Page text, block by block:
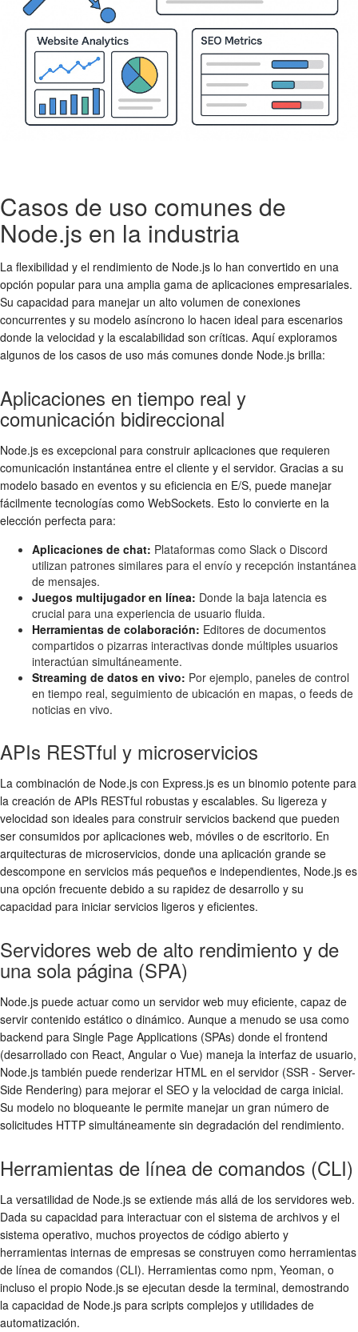
Casos de uso comunes de
Node.js en la industria
La flexibilidad y el rendimiento de Node.js lo han convertido en una
opción popular para una amplia gama de aplicaciones empresariales.
Su capacidad para manejar un alto volumen de conexiones
concurrentes y su modelo asíncrono lo hacen ideal para escenarios
donde la velocidad y la escalabilidad son críticas. Aquí exploramos
algunos de los casos de uso más comunes donde Node.js brilla:
Aplicaciones en tiempo real y
comunicación bidireccional
Node.js es excepcional para construir aplicaciones que requieren
comunicación instantánea entre el cliente y el servidor. Gracias a su
modelo basado en eventos y su eficiencia en E/S, puede manejar
fácilmente tecnologías como WebSockets. Esto lo convierte en la
elección perfecta para:
Aplicaciones de chat: Plataformas como Slack o Discord
utilizan patrones similares para el envío y recepción instantánea
de mensajes.
Juegos multijugador en línea: Donde la baja latencia es
crucial para una experiencia de usuario fluida.
Herramientas de colaboración: Editores de documentos
compartidos o pizarras interactivas donde múltiples usuarios
interactúan simultáneamente.
Streaming de datos en vivo: Por ejemplo, paneles de control
en tiempo real, seguimiento de ubicación en mapas, o feeds de
noticias en vivo.
APIs RESTful y microservicios
La combinación de Node.js con Express.js es un binomio potente para
la creación de APIs RESTful robustas y escalables. Su ligereza y
velocidad son ideales para construir servicios backend que pueden
ser consumidos por aplicaciones web, móviles o de escritorio. En
arquitecturas de microservicios, donde una aplicación grande se
descompone en servicios más pequeños e independientes, Node.js es
una opción frecuente debido a su rapidez de desarrollo y su
capacidad para iniciar servicios ligeros y eficientes.
Servidores web de alto rendimiento y de
una sola página (SPA)
Node.js puede actuar como un servidor web muy eficiente, capaz de
servir contenido estático o dinámico. Aunque a menudo se usa como
backend para Single Page Applications (SPAs) donde el frontend
(desarrollado con React, Angular o Vue) maneja la interfaz de usuario,
Node.js también puede renderizar HTML en el servidor (SSR - Server-
Side Rendering) para mejorar el SEO y la velocidad de carga inicial.
Su modelo no bloqueante le permite manejar un gran número de
solicitudes HTTP simultáneamente sin degradación del rendimiento.
Herramientas de línea de comandos (CLI)
La versatilidad de Node.js se extiende más allá de los servidores web.
Dada su capacidad para interactuar con el sistema de archivos y el
sistema operativo, muchos proyectos de código abierto y
herramientas internas de empresas se construyen como herramientas
de línea de comandos (CLI). Herramientas como npm, Yeoman, o
incluso el propio Node.js se ejecutan desde la terminal, demostrando
la capacidad de Node.js para scripts complejos y utilidades de
automatización.